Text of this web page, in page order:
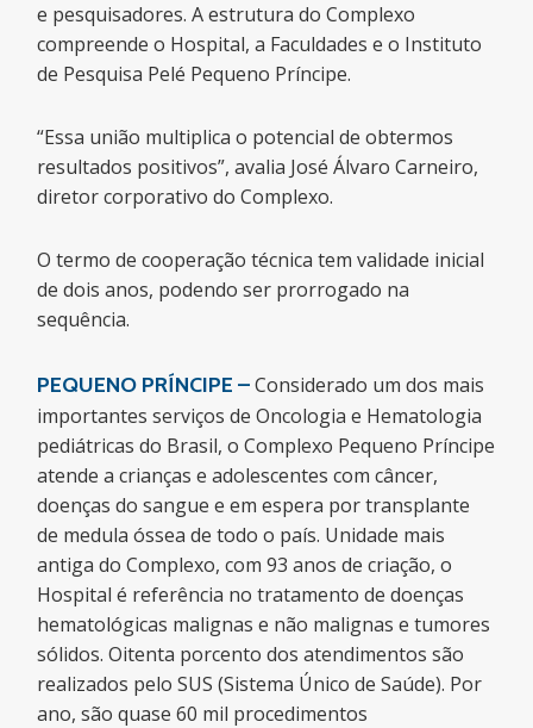
e pesquisadores. A estrutura do Complexo
compreende o Hospital, a Faculdades e o Instituto
de Pesquisa Pelé Pequeno Príncipe.
“Essa união multiplica o potencial de obtermos
resultados positivos”, avalia José Álvaro Carneiro,
diretor corporativo do Complexo.
O termo de cooperação técnica tem validade inicial
de dois anos, podendo ser prorrogado na
sequência.
PEQUENO PRÍNCIPE –Considerado um dos mais
importantes serviços de Oncologia e Hematologia
pediátricas do Brasil, o Complexo Pequeno Príncipe
atende a crianças e adolescentes com câncer,
doenças do sangue e em espera por transplante
de medula óssea de todo o país. Unidade mais
antiga do Complexo, com 93 anos de criação, o
Hospital é referência no tratamento de doenças
hematológicas malignas e não malignas e tumores
sólidos. Oitenta porcento dos atendimentos são
realizados pelo SUS (Sistema Único de Saúde). Por
ano, são quase 60 mil procedimentos